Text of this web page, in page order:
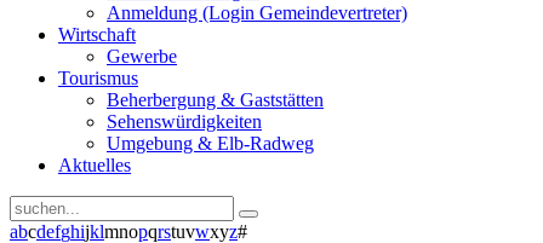
Anmeldung (Login Gemeindevertreter)
Wirtschaft
Gewerbe
Tourismus
Beherbergung & Gaststätten
Sehenswürdigkeiten
Umgebung & Elb-Radweg
Aktuelles
abcdefghijklmnopqrstuvwxyz#